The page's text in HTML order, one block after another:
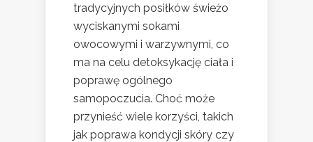
tradycyjnych posiłków świeżo
wyciskanymi sokami
owocowymi i warzywnymi, co
ma na celu detoksykację ciała i
poprawę ogólnego
samopoczucia. Choć może
przynieść wiele korzyści, takich
jak poprawa kondycji skóry czy